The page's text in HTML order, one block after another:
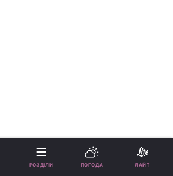
РОЗДІЛИ ПОГОДА ЛАЙТ